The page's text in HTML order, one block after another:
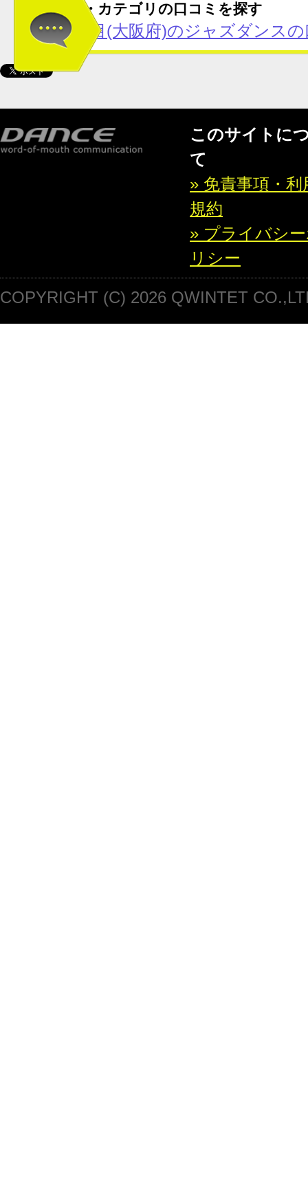
この地域・カテゴリの口コミを探す
谷町六丁目(大阪府)のジャズダンス
このサイトに
て
» 免責事項・利
規約
» プライバシ
リシー
COPYRIGHT (C) 2026 QWINTET